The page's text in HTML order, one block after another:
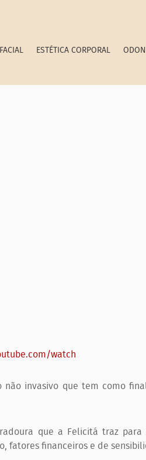
ESTÉTICA CORPORAL
watch
invasivo que tem como
que a Felicitá traz
fatores financeiros e de